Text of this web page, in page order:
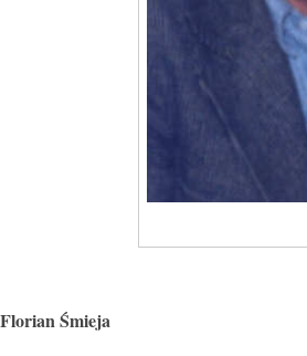
Florian Śmieja